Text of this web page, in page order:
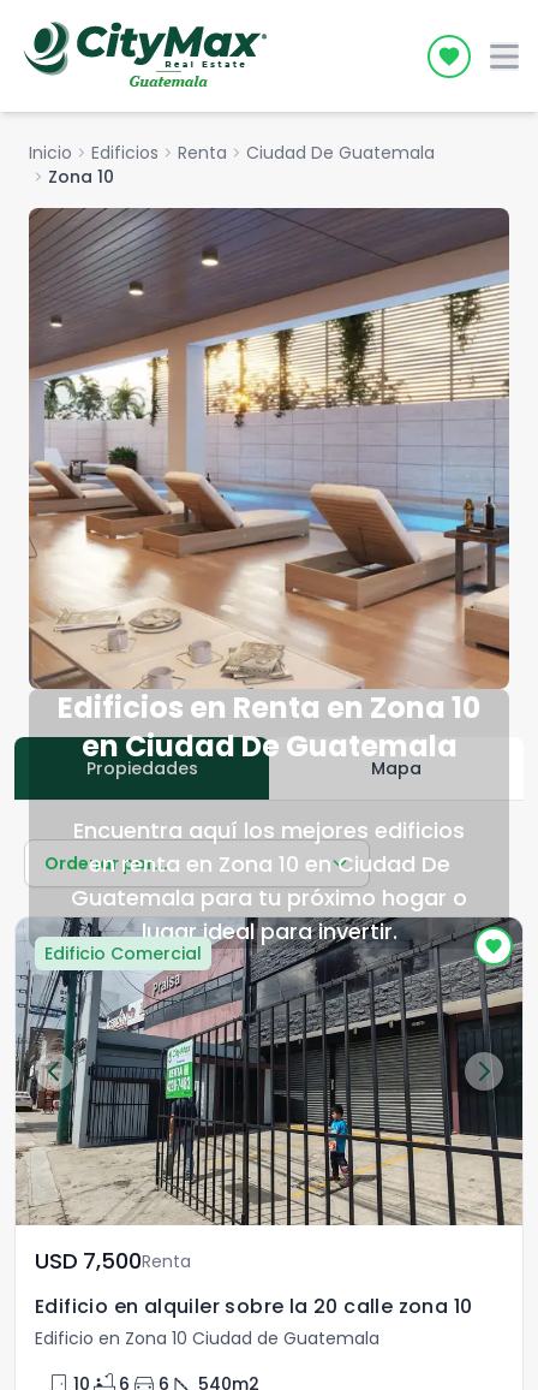
Icon
Inicio chevron_right Edificios chevron_right Renta chevron_right Ciudad De Guatemala
chevron_right Zona 10
Edificios en Renta en Zona 10
en Ciudad De Guatemala
Encuentra aquí los mejores edificios
en renta en Zona 10 en Ciudad De
Guatemala para tu próximo hogar o
lugar ideal para invertir.
Propiedades Mapa
Ordenar por...
Edificio Comercial
USD	7,500Renta
Edificio en alquiler sobre la 20 calle zona 10
Edificio en Zona 10 Ciudad de Guatemala
10 6 6 540m2